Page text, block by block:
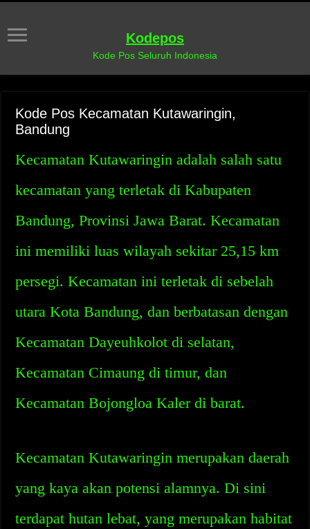
Kodepos
Kode Pos Seluruh Indonesia
Kode Pos Kecamatan Kutawaringin,
Bandung
Kecamatan Kutawaringin adalah salah satu
kecamatan yang terletak di Kabupaten
Bandung, Provinsi Jawa Barat. Kecamatan
ini memiliki luas wilayah sekitar 25,15 km
persegi. Kecamatan ini terletak di sebelah
utara Kota Bandung, dan berbatasan dengan
Kecamatan Dayeuhkolot di selatan,
Kecamatan Cimaung di timur, dan
Kecamatan Bojongloa Kaler di barat.
Kecamatan Kutawaringin merupakan daerah
yang kaya akan potensi alamnya. Di sini
terdapat hutan lebat, yang merupakan habitat